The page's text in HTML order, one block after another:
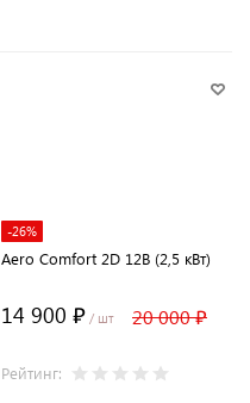
-26%
Aero Comfort 2D 12В (2,5 кВт)
14 900 ₽ / шт 20 000 ₽
Рейтинг: